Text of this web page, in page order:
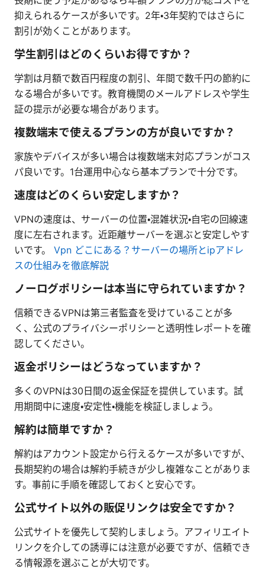
抑えられるケースが多いです。2年・3年契約ではさらに
割引が効くことがあります。
学生割引はどのくらいお得ですか？
学割は月額で数百円程度の割引、年間で数千円の節約に
なる場合が多いです。教育機関のメールアドレスや学生
証の提示が必要な場合があります。
複数端末で使えるプランの方が良いですか？
家族やデバイスが多い場合は複数端末対応プランがコス
パ良いです。1台運用中心なら基本プランで十分です。
速度はどのくらい安定しますか？
VPNの速度は、サーバーの位置・混雑状況・自宅の回線速
度に左右されます。近距離サーバーを選ぶと安定しやす
いです。 Vpn どこにある？サーバーの場所とipアドレ
スの仕組みを徹底解説
ノーログポリシーは本当に守られていますか？
信頼できるVPNは第三者監査を受けていることが多
く、公式のプライバシーポリシーと透明性レポートを確
認してください。
返金ポリシーはどうなっていますか？
多くのVPNは30日間の返金保証を提供しています。試
用期間中に速度・安定性・機能を検証しましょう。
解約は簡単ですか？
解約はアカウント設定から行えるケースが多いですが、
長期契約の場合は解約手続きが少し複雑なことがありま
す。事前に手順を確認しておくと安心です。
公式サイト以外の販促リンクは安全ですか？
公式サイトを優先して契約しましょう。アフィリエイト
リンクを介しての誘導には注意が必要ですが、信頼でき
る情報源を選ぶことが大切です。